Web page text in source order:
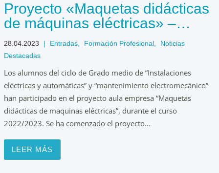
Proyecto «Maquetas didácticas
de máquinas eléctricas» –
AulaEmpresaCyL
28.04.2023 | Entradas Formación Profesional
Noticias
Destacadas
Los alumnos del ciclo de Grado medio de “Instalaciones
eléctricas y automáticas” y “mantenimiento electromecánico”
han participado en el proyecto aula empresa “Maquetas
didácticas de maquinas eléctricas”, durante el curso
2022/2023. Se ha comenzado el proyecto...
LEER MÁS